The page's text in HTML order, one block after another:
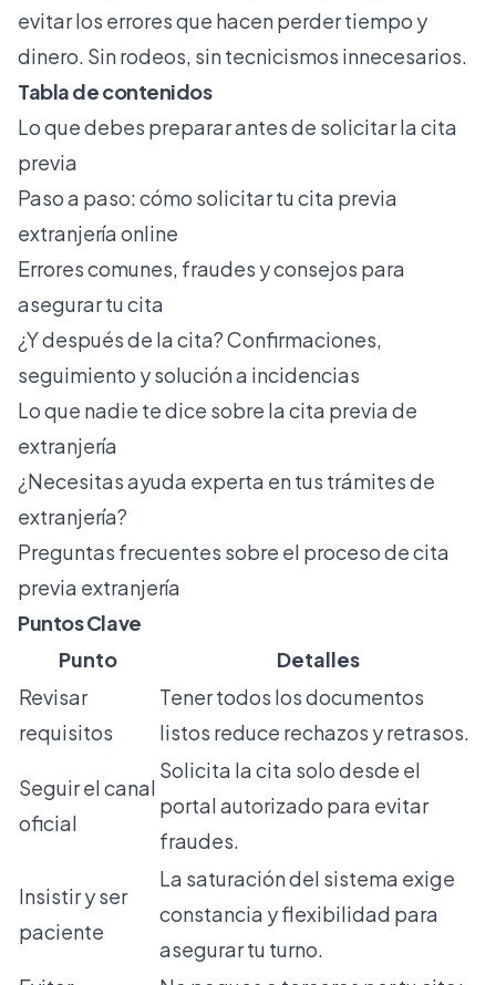
evitar los errores que hacen perder tiempo y
dinero. Sin rodeos, sin tecnicismos innecesarios.
Tabla de contenidos
Lo que debes preparar antes de solicitar la cita
previa
Paso a paso: cómo solicitar tu cita previa
extranjería online
Errores comunes, fraudes y consejos para
asegurar tu cita
¿Y después de la cita? Confirmaciones,
seguimiento y solución a incidencias
Lo que nadie te dice sobre la cita previa de
extranjería
¿Necesitas ayuda experta en tus trámites de
extranjería?
Preguntas frecuentes sobre el proceso de cita
previa extranjería
Puntos Clave
Punto
Detalles
Revisar
requisitos
Tener todos los documentos
listos reduce rechazos y retrasos.
Seguir el canal
oficial
Solicita la cita solo desde el
portal autorizado para evitar
fraudes.
Insistir y ser
paciente
La saturación del sistema exige
constancia y flexibilidad para
asegurar tu turno.